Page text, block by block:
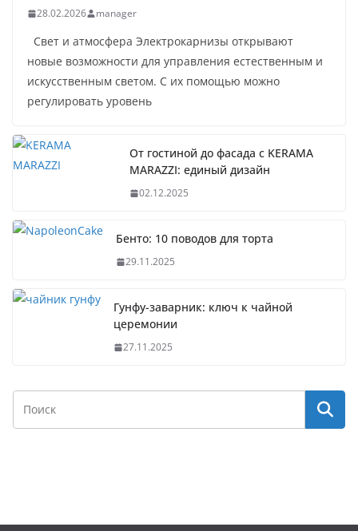
28.02.2026 manager
Свет и атмосфера Электрокарнизы открывают
новые возможности для управления естественным и
искусственным светом. С их помощью можно
регулировать уровень
От гостиной до фасада с KERAMA
MARAZZI: единый дизайн
02.12.2025
Бенто: 10 поводов для торта
29.11.2025
Гунфу-заварник: ключ к чайной
церемонии
27.11.2025